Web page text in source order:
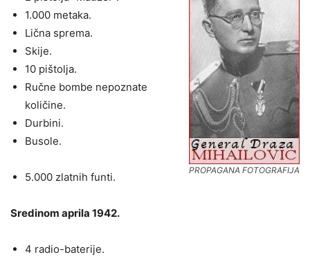
PROPAGANA FOTOGRAFIJA
1.000 metaka.
Lična sprema.
Skije.
10 pištolja.
Ručne bombe nepoznate
količine.
Durbini.
Busole.
5.000 zlatnih funti.
Sredinom aprila 1942.
4 radio-baterije.